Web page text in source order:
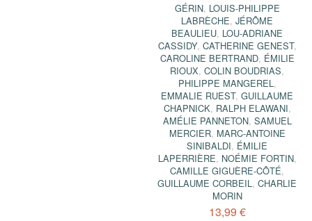
GÉRIN, LOUIS-PHILIPPE
LABRÈCHE,JÉRÔME
BEAULIEU, LOU-ADRIANE
CASSIDY, CATHERINE GENEST,
CAROLINE BERTRAND, ÉMILIE
RIOUX,COLIN BOUDRIAS,
PHILIPPE MANGEREL,
EMMALIE RUEST,GUILLAUME
CHAPNICK, RALPH ELAWANI,
AMÉLIE PANNETON, SAMUEL
MERCIER, MARC-ANTOINE
SINIBALDI, ÉMILIE
LAPERRIÈRE, NOÉMIE FORTIN,
CAMILLE GIGUÈRE-CÔTÉ,
GUILLAUME CORBEIL,CHARLIE
MORIN
13,99 €